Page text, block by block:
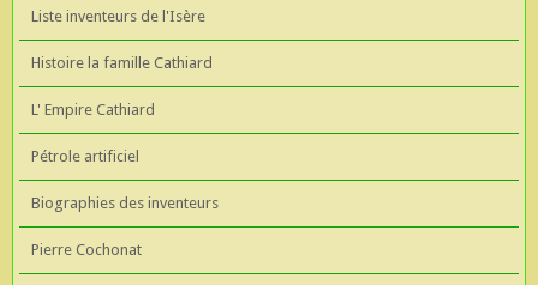
Liste inventeurs de l'Isère
Histoire la famille Cathiard
L' Empire Cathiard
Pétrole artificiel
Biographies des inventeurs
Pierre Cochonat